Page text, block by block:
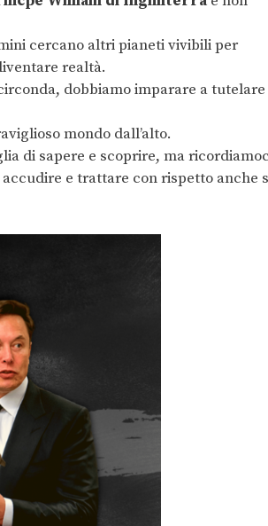
cercano altri pianeti vivibili per
realtà.
dobbiamo imparare a tutelare
mondo dall’alto.
di sapere e scoprire, ma
e trattare con rispetto anche